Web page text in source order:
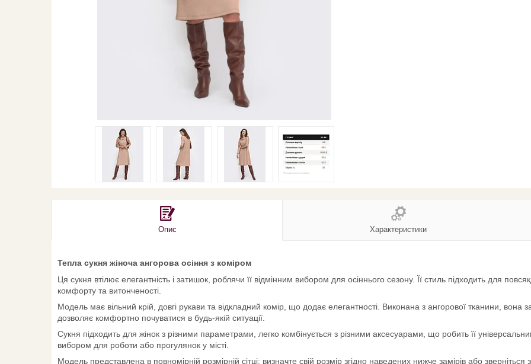
Опис Характеристики
Тепла сукня жіноча ангорова осіння з коміром
Ця сукня втілює елегантність і затишок, роблячи її відмінним вибором для осіннього сезону. Її стиль підходить для
комфорту та витонченості.
Модель має вільний крій, довгі рукави та відкладний комір, що додає елегантності. Виконана з ангорової тканини, вона
дозволяє комфортно почуватися в будь-якій ситуації.
Сукня підходить для жінок з різними параметрами, легко комбінується з різними аксесуарами, що робить її
вибором для роботи або прогулянок у місті.
Модель представлена в повномірній розмірній сітці: визначте свій розмір згідно наведених нижче замірів або